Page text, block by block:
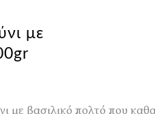
με
με βασιλικό πολτό που